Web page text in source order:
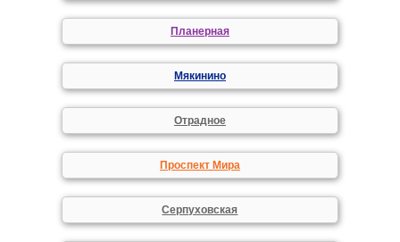
Планерная
Мякинино
Отрадное
Проспект Мира
Серпуховская